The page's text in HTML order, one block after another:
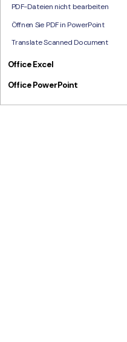
PDF-Dateien nicht bearbeiten
Öffnen Sie PDF in PowerPoint
Translate Scanned Document
Office Excel
Office PowerPoint